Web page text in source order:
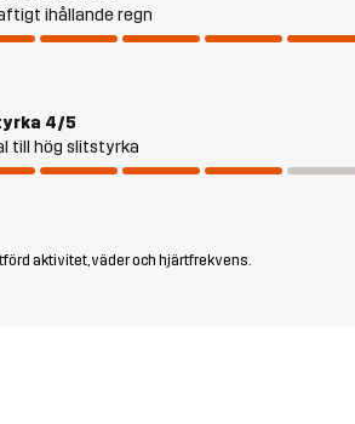
ihållande regn
4/5
till hög slitstyrka
aktivitet, väder och hjärtfrekvens.